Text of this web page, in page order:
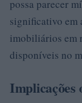
possa parecer
significativo em
imobiliários em
disponíveis no
Implicações